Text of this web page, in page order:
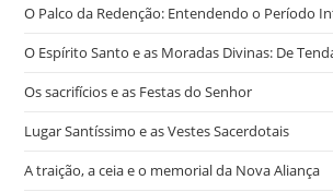
O Palco da Redenção: Entendendo o Período
O Espírito Santo e as Moradas Divinas: De
Os sacrifícios e as Festas do Senhor
Lugar Santíssimo e as Vestes Sacerdotais
A traição, a ceia e o memorial da Nova Aliança